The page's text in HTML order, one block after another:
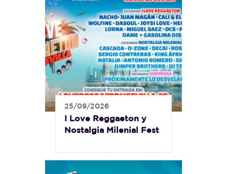
25/09/2026
I Love Reggaeton y
Nostalgia Milenial Fest